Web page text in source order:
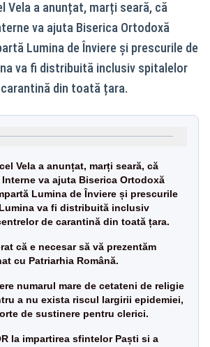
Vela a anunțat, marți seară, că
va ajuta Biserica Ortodoxă
Lumina de Înviere și prescurile de
va fi distribuită inclusiv spitalelor
din toată țara.
Vela a anunțat, marți seară, că
va ajuta Biserica Ortodoxă
Lumina de Înviere și prescurile
va fi distribuită inclusiv
de carantină din toată țara.
că e necesar să vă prezentăm
cu Patriarhia Română.
numarul mare de cetateni de religie
a nu exista riscul largirii epidemiei,
de sustinere pentru clerici.
la impartirea sfintelor Paști si a